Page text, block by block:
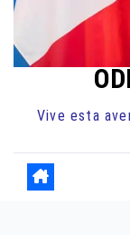
Vive esta